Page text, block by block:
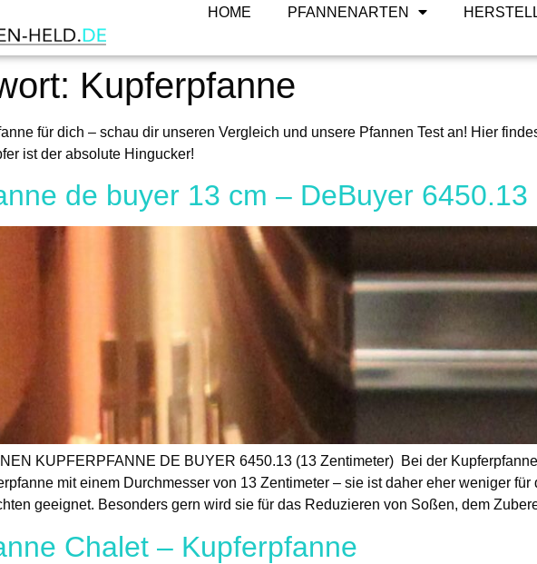
HOME PFANNENARTEN
Kupferpfanne
für dich – schau dir unseren Vergleich und unsere Pfannen Test an! Hier
ist der absolute Hingucker!
de buyer 13 cm – DeBuyer 6450.13
KUPFERPFANNE DE BUYER 6450.13 (13 Zentimeter) Bei der
mit einem Durchmesser von 13 Zentimeter – sie ist daher eher weniger
geeignet. Besonders gern wird sie für das Reduzieren von Soßen, dem
Chalet – Kupferpfanne